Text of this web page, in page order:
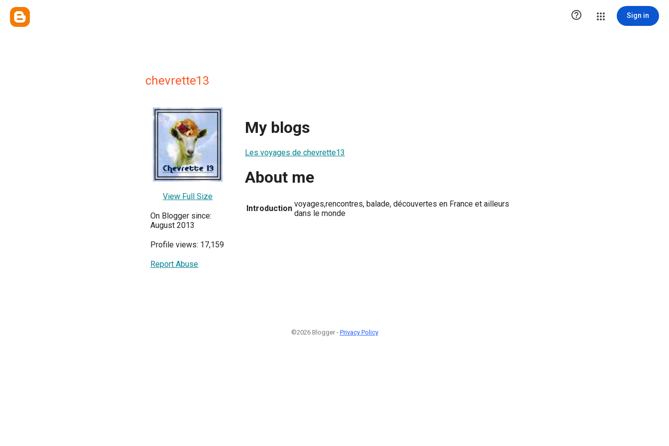
 Sign in
chevrette13
View Full Size
On Blogger since:
August 2013
Profile views: 17,159
Report Abuse
My blogs
Les voyages de chevrette13
About me
Introduction voyages,rencontres, balade, découvertes en France et ailleurs
dans le monde
©2026 Blogger - Privacy Policy